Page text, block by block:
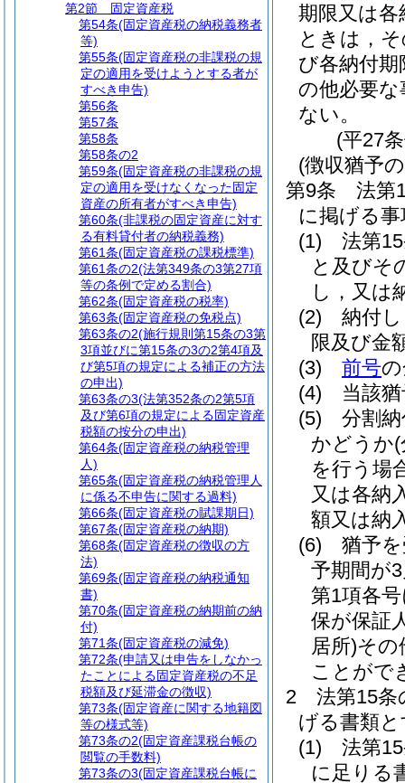
期限又は
ときは，
び各納付
の他必要
ない。
(平27
(徴収猶予
第9条
法第
に掲げる
(1)
法第
と及びそ
し，又は
(2)
納付
限及び金
(3)
前号
(4)
当該
(5)
分割
かどうか
を行う場
又は各納
額又は納
(6)
猶予
予期間が
第1項各
保が保証
居所)その
ことがで
2
法第15
げる書類
(1)
法第
に足りる
第2節
固定資産税
第54条(固定資産税の納税義務者
等)
第55条(固定資産税の非課税の規
定の適用を受けようとする者が
すべき申告)
第56条
第57条
第58条
第58条の2
第59条(固定資産税の非課税の規
定の適用を受けなくなった固定
資産の所有者がすべき申告)
第60条(非課税の固定資産に対す
る有料貸付者の納税義務)
第61条(固定資産税の課税標準)
第61条の2(法第349条の3第27項
等の条例で定める割合)
第62条(固定資産税の税率)
第63条(固定資産税の免税点)
第63条の2(施行規則第15条の3第
3項並びに第15条の3の2第4項及
び第5項の規定による補正の方法
の申出)
第63条の3(法第352条の2第5項
及び第6項の規定による固定資産
税額の按分の申出)
第64条(固定資産税の納税管理
人)
第65条(固定資産税の納税管理人
に係る不申告に関する過料)
第66条(固定資産税の賦課期日)
第67条(固定資産税の納期)
第68条(固定資産税の徴収の方
法)
第69条(固定資産税の納税通知
書)
第70条(固定資産税の納期前の納
付)
第71条(固定資産税の減免)
第72条(申請又は申告をしなかっ
たことによる固定資産税の不足
税額及び延滞金の徴収)
第73条(固定資産に関する地籍図
等の様式等)
第73条の2(固定資産課税台帳の
閲覧の手数料)
第73条の3(固定資産課税台帳に